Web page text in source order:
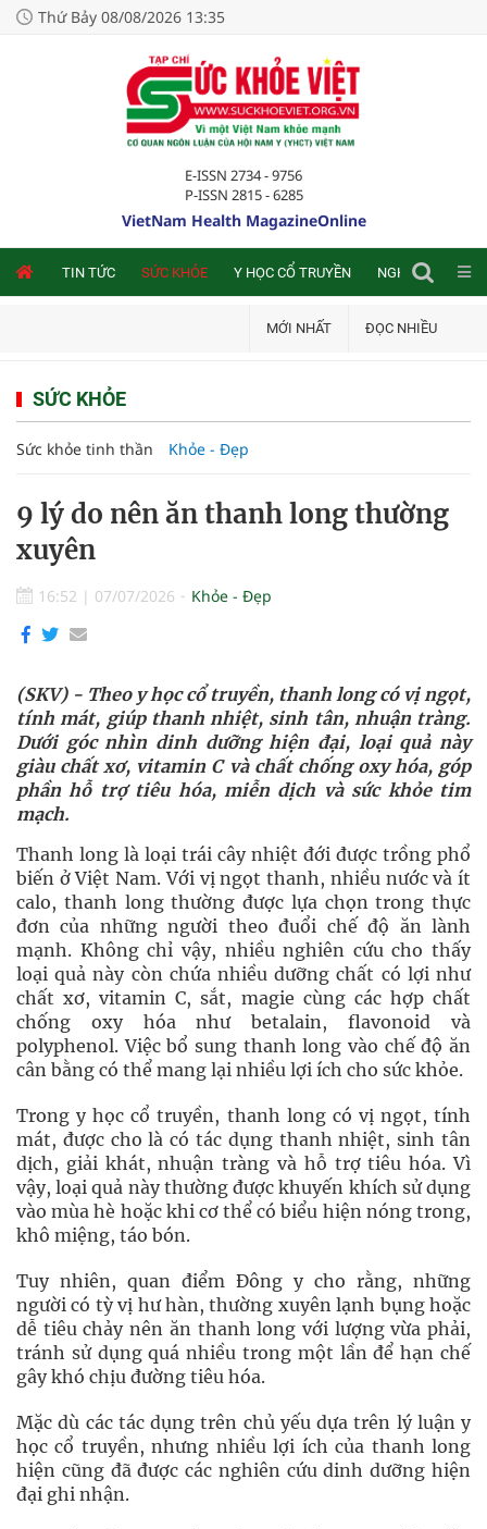
Thứ Bảy 08/08/2026 13:35
E-ISSN 2734 - 9756
P-ISSN 2815 - 6285
VietNam Health MagazineOnline
TIN TỨC SỨC KHỎE Y HỌC CỔ TRUYỀN NGHIÊN CỨU
MỚI NHẤT ĐỌC NHIỀU
SỨC KHỎE
Sức khỏe tinh thần Khỏe - Đẹp
9 lý do nên ăn thanh long thường
xuyên
16:52 | 07/07/2026 Khỏe - Đẹp
(SKV) - Theo y học cổ truyền, thanh long có vị ngọt,
tính mát, giúp thanh nhiệt, sinh tân, nhuận tràng.
Dưới góc nhìn dinh dưỡng hiện đại, loại quả này
giàu chất xơ, vitamin C và chất chống oxy hóa, góp
phần hỗ trợ tiêu hóa, miễn dịch và sức khỏe tim
mạch.
Thanh long là loại trái cây nhiệt đới được trồng phổ
biến ở Việt Nam. Với vị ngọt thanh, nhiều nước và ít
calo, thanh long thường được lựa chọn trong thực
đơn của những người theo đuổi chế độ ăn lành
mạnh. Không chỉ vậy, nhiều nghiên cứu cho thấy
loại quả này còn chứa nhiều dưỡng chất có lợi như
chất xơ, vitamin C, sắt, magie cùng các hợp chất
chống oxy hóa như betalain, flavonoid và
polyphenol. Việc bổ sung thanh long vào chế độ ăn
cân bằng có thể mang lại nhiều lợi ích cho sức khỏe.
Trong y học cổ truyền, thanh long có vị ngọt, tính
mát, được cho là có tác dụng thanh nhiệt, sinh tân
dịch, giải khát, nhuận tràng và hỗ trợ tiêu hóa. Vì
vậy, loại quả này thường được khuyến khích sử dụng
vào mùa hè hoặc khi cơ thể có biểu hiện nóng trong,
khô miệng, táo bón.
Tuy nhiên, quan điểm Đông y cho rằng, những
người có tỳ vị hư hàn, thường xuyên lạnh bụng hoặc
dễ tiêu chảy nên ăn thanh long với lượng vừa phải,
tránh sử dụng quá nhiều trong một lần để hạn chế
gây khó chịu đường tiêu hóa.
Mặc dù các tác dụng trên chủ yếu dựa trên lý luận y
học cổ truyền, nhưng nhiều lợi ích của thanh long
hiện cũng đã được các nghiên cứu dinh dưỡng hiện
đại ghi nhận.